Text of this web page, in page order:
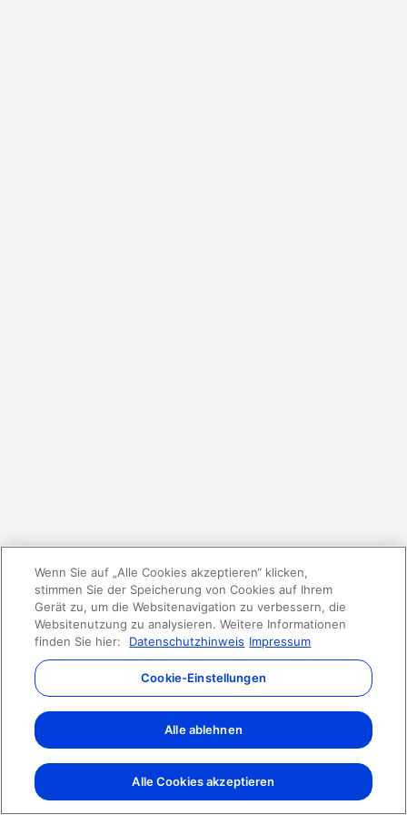
Wenn Sie auf „Alle Cookies akzeptieren“ klicken,
stimmen Sie der Speicherung von Cookies auf Ihrem
Gerät zu, um die Websitenavigation zu verbessern, die
Websitenutzung zu analysieren. Weitere Informationen
finden Sie hier:
Datenschutzhinweis Impressum
Cookie-Einstellungen
Alle ablehnen
Alle Cookies akzeptieren